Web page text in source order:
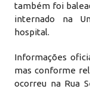
também foi
internado na
hospital.
Informações
mas conforme
ocorreu na Rua